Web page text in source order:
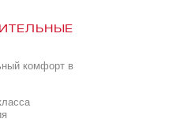
комфорт в